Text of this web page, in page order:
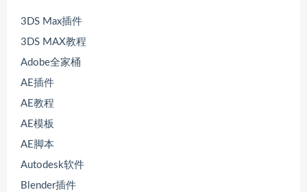
3DS Max插件
3DS MAX教程
Adobe全家桶
AE插件
AE教程
AE模板
AE脚本
Autodesk软件
Blender插件